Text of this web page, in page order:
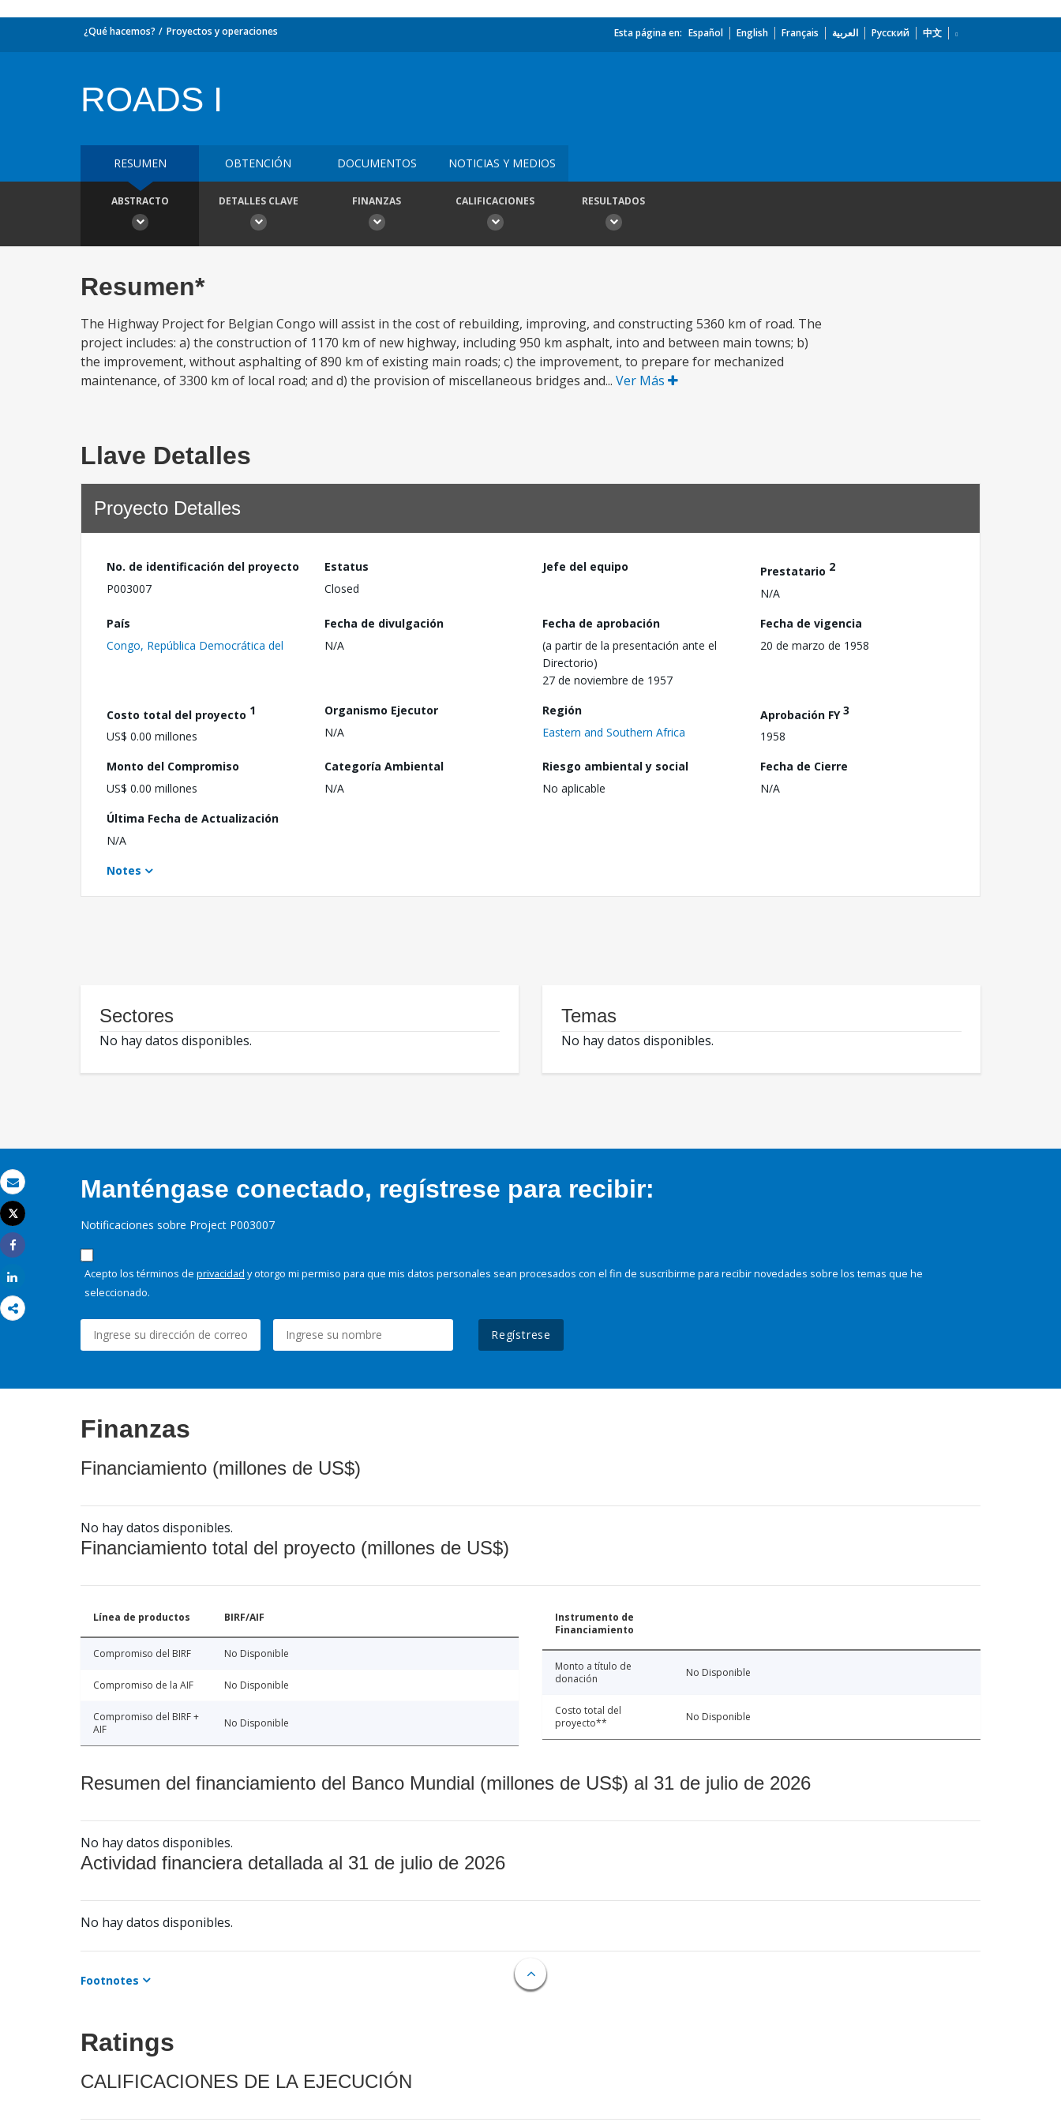
Correo electrónico
Imprimir
Tweet
Share
¿Qué hacemos? Proyectos y operaciones Esta página en: Español English Français العربية Русский 中文
ROADS I
RESUMEN OBTENCIÓN DOCUMENTOS NOTICIAS Y MEDIOS
ABSTRACTO DETALLES CLAVE FINANZAS CALIFICACIONES RESULTADOS
Resumen*
The Highway Project for Belgian Congo will assist in the cost of rebuilding, improving, and constructing 5360 km of road. The
project includes: a) the construction of 1170 km of new highway, including 950 km asphalt, into and between main towns; b)
the improvement, without asphalting of 890 km of existing main roads; c) the improvement, to prepare for mechanized
maintenance, of 3300 km of local road; and d) the provision of miscellaneous bridges and... Ver Más
Llave Detalles
Proyecto Detalles
No. de identificación del proyecto
P003007
Estatus
Closed
Jefe del equipo Prestatario 2
N/A
País
Congo, República Democrática del
Fecha de divulgación
N/A
Fecha de aprobación
(a partir de la presentación ante el
Directorio)
27 de noviembre de 1957
Fecha de vigencia
20 de marzo de 1958
Costo total del proyecto 1
US$ 0.00 millones
Organismo Ejecutor
N/A
Región
Eastern and Southern Africa
Aprobación FY3
1958
Monto del Compromiso
US$ 0.00 millones
Categoría Ambiental
N/A
Riesgo ambiental y social
No aplicable
Fecha de Cierre
N/A
Última Fecha de Actualización
N/A
Notes
Sectores
No hay datos disponibles.
Temas
No hay datos disponibles.
Manténgase conectado, regístrese para recibir:
Notificaciones sobre Project P003007
Acepto los términos de privacidad y otorgo mi permiso para que mis datos personales sean procesados con el fin de suscribirme para recibir novedades sobre los temas que he
seleccionado.
Regístrese
Finanzas
Financiamiento (millones de US$)
No hay datos disponibles.
Financiamiento total del proyecto (millones de US$)
Línea de productos BIRF/AIF
Compromiso del BIRF No Disponible
Compromiso de la AIF No Disponible
Compromiso del BIRF +
AIF
No Disponible
Instrumento de
Financiamiento
Monto a título de
donación
No Disponible
Costo total del
proyecto**
No Disponible
Resumen del financiamiento del Banco Mundial (millones de US$) al 31 de julio de 2026
No hay datos disponibles.
Actividad financiera detallada al 31 de julio de 2026
No hay datos disponibles.
Footnotes
Ratings
CALIFICACIONES DE LA EJECUCIÓN